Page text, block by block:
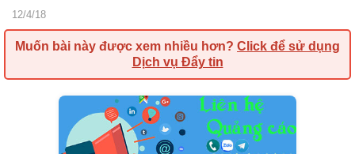
12/4/18
Muốn bài này được xem nhiều hơn? Click để sử dụng
Dịch vụ Đẩy tin